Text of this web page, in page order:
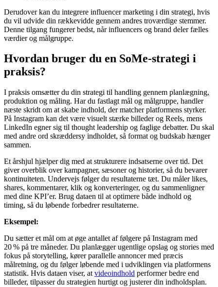
Derudover kan du integrere influencer marketing i din strategi, hvis
du vil udvide din rækkevidde gennem andres troværdige stemmer.
Denne tilgang fungerer bedst, når influencers og brand deler fælles
værdier og målgruppe.
Hvordan bruger du en SoMe-strategi i
praksis?
I praksis omsætter du din strategi til handling gennem planlægning,
produktion og måling. Har du fastlagt mål og målgruppe, handler
næste skridt om at skabe indhold, der matcher platformens styrker.
På Instagram kan det være visuelt stærke billeder og Reels, mens
LinkedIn egner sig til thought leadership og faglige debatter. Du skal
med andre ord skræddersy indholdet, så format og budskab hænger
sammen.
Et årshjul hjælper dig med at strukturere indsatserne over tid. Det
giver overblik over kampagner, sæsoner og historier, så du bevarer
kontinuiteten. Undervejs følger du resultaterne tæt. Du måler likes,
shares, kommentarer, klik og konverteringer, og du sammenligner
med dine KPI’er. Brug dataen til at optimere både indhold og
timing, så du løbende forbedrer resultaterne.
Eksempel:
Du sætter et mål om at øge antallet af følgere på Instagram med
20 % på tre måneder. Du planlægger ugentlige opslag og stories med
fokus på storytelling, kører parallelle annoncer med præcis
målretning, og du følger løbende med i udviklingen via platformens
statistik. Hvis dataen viser, at videoindhold performer bedre end
billeder, tilpasser du strategien hurtigt og justerer din indholdsplan.